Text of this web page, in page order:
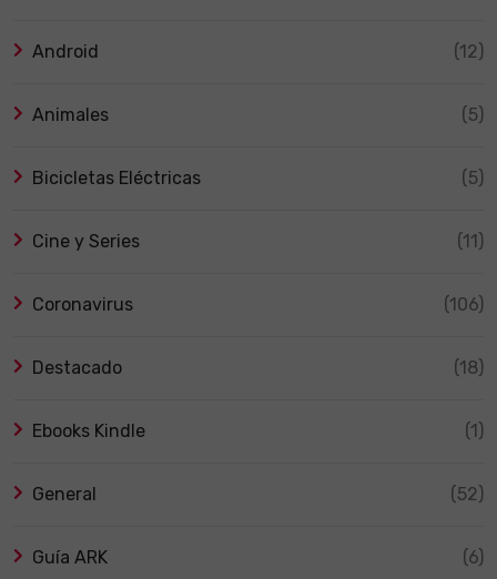
Android (12)
Animales (5)
Bicicletas Eléctricas (5)
Cine y Series (11)
Coronavirus (106)
Destacado (18)
Ebooks Kindle (1)
General (52)
Guía ARK (6)